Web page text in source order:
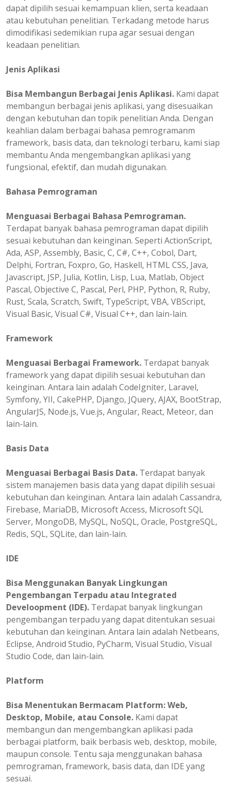
dapat dipilih sesuai kemampuan klien, serta keadaan
atau kebutuhan penelitian. Terkadang metode harus
dimodifikasi sedemikian rupa agar sesuai dengan
keadaan penelitian.
Jenis Aplikasi
Bisa Membangun Berbagai Jenis Aplikasi. Kami dapat
membangun berbagai jenis aplikasi, yang disesuaikan
dengan kebutuhan dan topik penelitian Anda. Dengan
keahlian dalam berbagai bahasa pemrogramanm
framework, basis data, dan teknologi terbaru, kami siap
membantu Anda mengembangkan aplikasi yang
fungsional, efektif, dan mudah digunakan.
Bahasa Pemrograman
Menguasai Berbagai Bahasa Pemrograman.
Terdapat banyak bahasa pemrograman dapat dipilih
sesuai kebutuhan dan keinginan. Seperti ActionScript,
Ada, ASP, Assembly, Basic, C, C#, C++, Cobol, Dart,
Delphi, Fortran, Foxpro, Go, Haskell, HTML CSS, Java,
Javascript, JSP, Julia, Kotlin, Lisp, Lua, Matlab, Object
Pascal, Objective C, Pascal, Perl, PHP, Python, R, Ruby,
Rust, Scala, Scratch, Swift, TypeScript, VBA, VBScript,
Visual Basic, Visual C#, Visual C++, dan lain-lain.
Framework
Menguasai Berbagai Framework. Terdapat banyak
framework yang dapat dipilih sesuai kebutuhan dan
keinginan. Antara lain adalah CodeIgniter, Laravel,
Symfony, YII, CakePHP, Django, JQuery, AJAX, BootStrap,
AngularJS, Node.js, Vue.js, Angular, React, Meteor, dan
lain-lain.
Basis Data
Menguasai Berbagai Basis Data. Terdapat banyak
sistem manajemen basis data yang dapat dipilih sesuai
kebutuhan dan keinginan. Antara lain adalah Cassandra,
Firebase, MariaDB, Microsoft Access, Microsoft SQL
Server, MongoDB, MySQL, NoSQL, Oracle, PostgreSQL,
Redis, SQL, SQLite, dan lain-lain.
IDE
Bisa Menggunakan Banyak Lingkungan
Pengembangan Terpadu atau Integrated
Develoopment (IDE). Terdapat banyak lingkungan
pengembangan terpadu yang dapat ditentukan sesuai
kebutuhan dan keinginan. Antara lain adalah Netbeans,
Eclipse, Android Studio, PyCharm, Visual Studio, Visual
Studio Code, dan lain-lain.
Platform
Bisa Menentukan Bermacam Platform: Web,
Desktop, Mobile, atau Console. Kami dapat
membangun dan mengembangkan aplikasi pada
berbagai platform, baik berbasis web, desktop, mobile,
maupun console. Tentu saja menggunakan bahasa
pemrograman, framework, basis data, dan IDE yang
sesuai.